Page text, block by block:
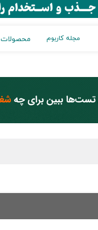
مجله کاربوم محصولات